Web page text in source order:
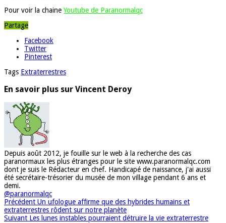
Pour voir la chaine Youtube de Paranormalqc
Partage
Facebook
Twitter
Pinterest
Tags Extraterrestres
En savoir plus sur Vincent Deroy
Depuis août 2012, je fouille sur le web à la recherche des cas
paranormaux les plus étranges pour le site www.paranormalqc.com
dont je suis le Rédacteur en chef. Handicapé de naissance, j'ai aussi
été secrétaire-trésorier du musée de mon village pendant 6 ans et
demi.
@paranormalqc
Précédent Un ufologue affirme que des hybrides humains et
extraterrestres rôdent sur notre planète
Suivant Les lunes instables pourraient détruire la vie extraterrestre